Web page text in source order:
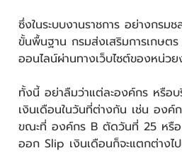
ซึ่งในระบบงานราชการ อย่างกรม
ขั้นพื้นฐาน กรมส่งเสริมการเกษต
ออนไลน์ผ่านทางเว็บไซต์ของหน่วย
ทั้งนี้ อย่าลืมว่าแต่ละองค์กร หรือ
เงินเดือนในวันที่ต่างกัน เช่น อง
ขณะที่ องค์กร B ตัดวันที่ 25 หรื
ออก Slip เงินเดือนก็จะแตกต่างไ